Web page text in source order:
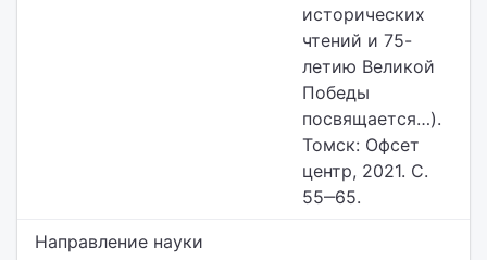
исторических
чтений и 75-
летию Великой
Победы
посвящается…).
Томск: Офсет
центр, 2021. С.
55‒65.
Направление науки